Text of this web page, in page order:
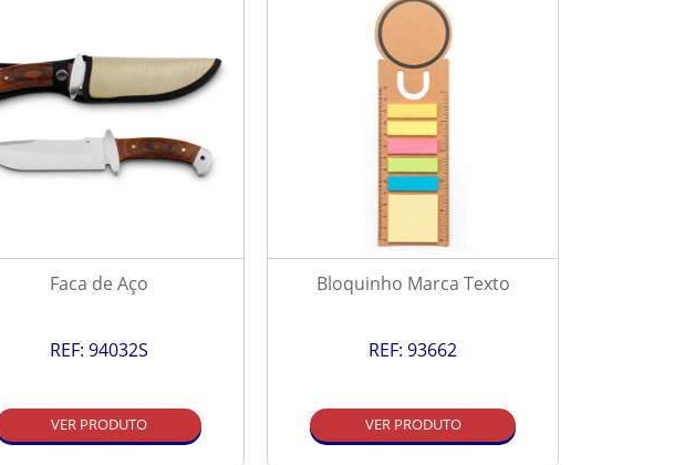
Faca de Aço
REF: 94032S
VER PRODUTO
Bloquinho Marca Texto
REF: 93662
VER PRODUTO